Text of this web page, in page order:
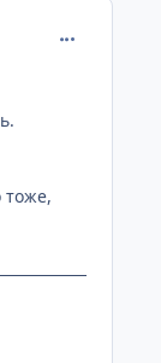
тоже,